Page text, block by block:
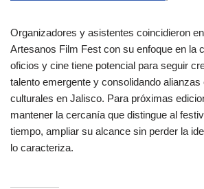
Organizadores y asistentes coincidieron
Artesanos Film Fest con su enfoque en la
oficios y cine tiene potencial para seguir
talento emergente y consolidando
culturales en Jalisco. Para próximas
mantener la cercanía que distingue al
tiempo, ampliar su alcance sin perder la
lo caracteriza.